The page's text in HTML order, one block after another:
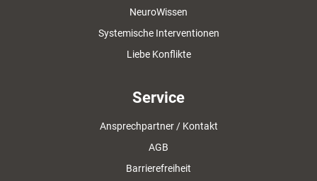
NeuroWissen
Systemische Interventionen
Liebe Konflikte
Service
Ansprechpartner / Kontakt
AGB
Barrierefreiheit